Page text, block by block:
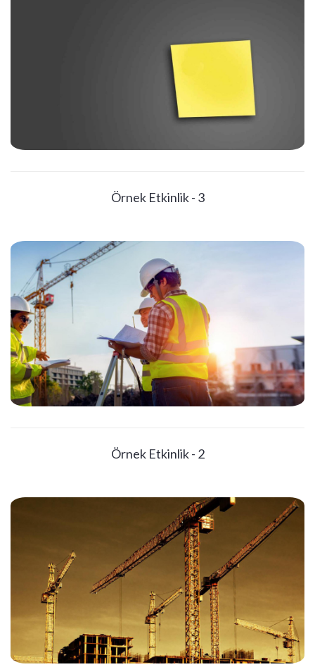
Örnek Etkinlik - 3
Örnek Etkinlik - 2